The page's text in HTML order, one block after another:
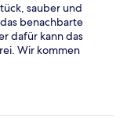
sauber und
benachbarte
dafür kann das
Wir kommen